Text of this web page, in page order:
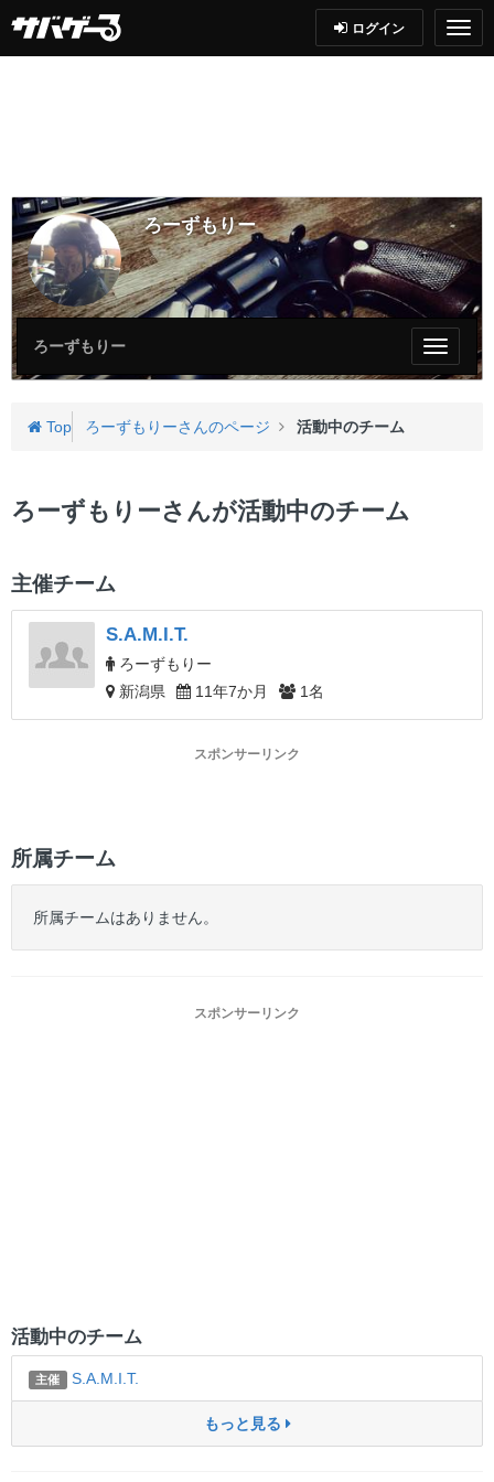
ログイン
ろーずもりー
My
ペ
ろーずもりー
Top ろーずもりーさんのページ 活動中のチーム
ろーずもりーさんが活動中のチーム
主催チーム
S.A.M.I.T.
ろーずもりー
新潟県
11年7か月 1名
スポンサーリンク
所属チーム
所属チームはありません。
スポンサーリンク
活動中のチーム
主催 S.A.M.I.T.
もっと見る